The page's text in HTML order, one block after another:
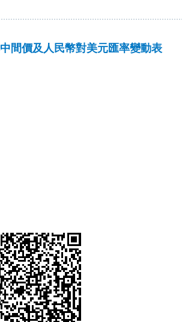
間價及人民幣對美元匯率變動表